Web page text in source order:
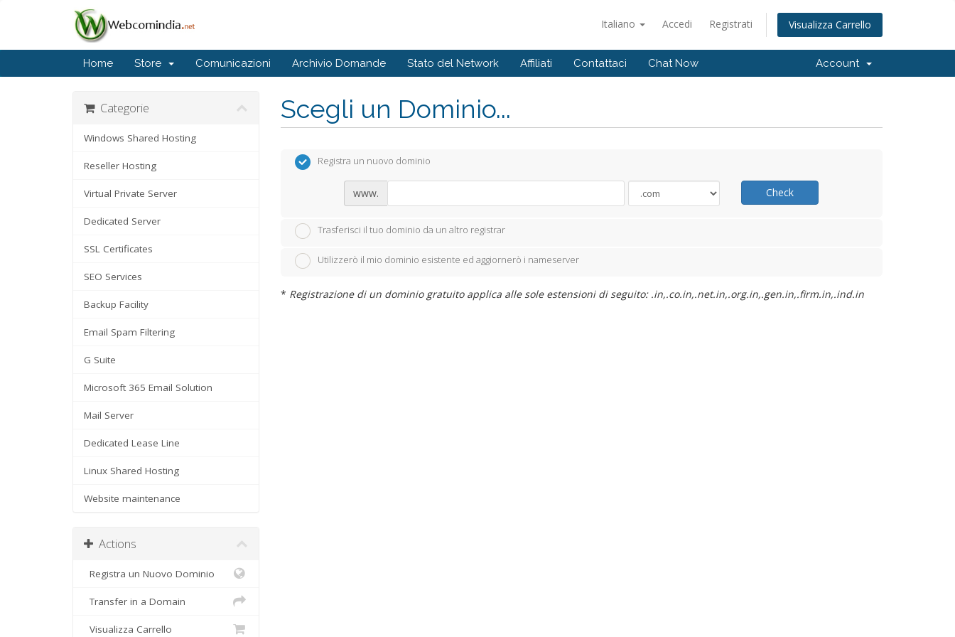
Italiano Accedi Registrati Visualizza Carrello
Home Store Comunicazioni Archivio Domande Stato del Network Affiliati Contattaci Chat Now Account
Scegli un Dominio...
Categorie
Windows Shared Hosting
Reseller Hosting
Virtual Private Server
Dedicated Server
SSL Certificates
SEO Services
Backup Facility
Email Spam Filtering
G Suite
Microsoft 365 Email Solution
Mail Server
Dedicated Lease Line
Linux Shared Hosting
Website maintenance
Actions
Registra un Nuovo Dominio
Transfer in a Domain
Visualizza Carrello
Registra un nuovo dominio
www. Check
Trasferisci il tuo dominio da un altro registrar
Utilizzerò il mio dominio esistente ed aggiornerò i nameserver
* Registrazione di un dominio gratuito applica alle sole estensioni di seguito: .in,.co.in,.net.in,.org.in,.gen.in,.firm.in,.ind.in